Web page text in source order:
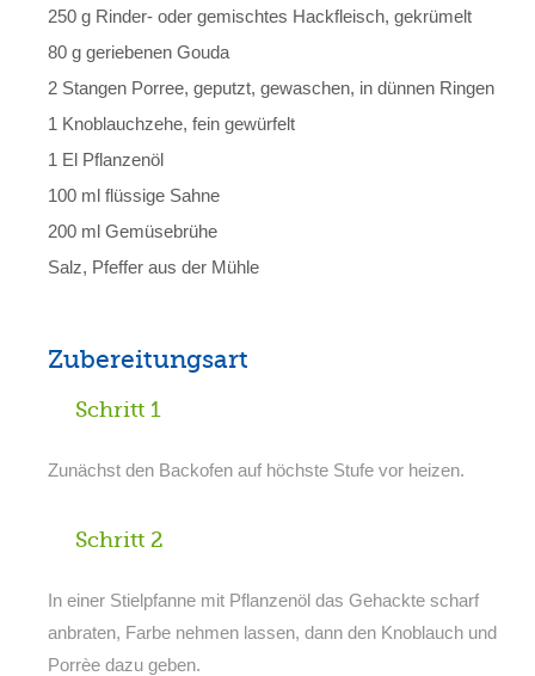
250 g Rinder- oder gemischtes Hackfleisch, gekrümelt
80 g geriebenen Gouda
2 Stangen Porree, geputzt, gewaschen, in dünnen Ringen
1 Knoblauchzehe, fein gewürfelt
1 El Pflanzenöl
100 ml flüssige Sahne
200 ml Gemüsebrühe
Salz, Pfeffer aus der Mühle
Zubereitungsart
Schritt 1
Zunächst den Backofen auf höchste Stufe vor heizen.
Schritt 2
In einer Stielpfanne mit Pflanzenöl das Gehackte scharf
anbraten, Farbe nehmen lassen, dann den Knoblauch und
Porrèe dazu geben.